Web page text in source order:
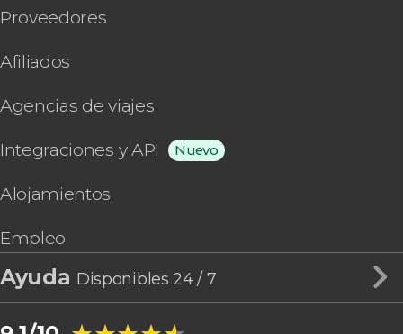
Proveedores
Afiliados
Agencias de viajes
Integraciones y API Nuevo
Alojamientos
Empleo
Ayuda Disponibles 24 / 7